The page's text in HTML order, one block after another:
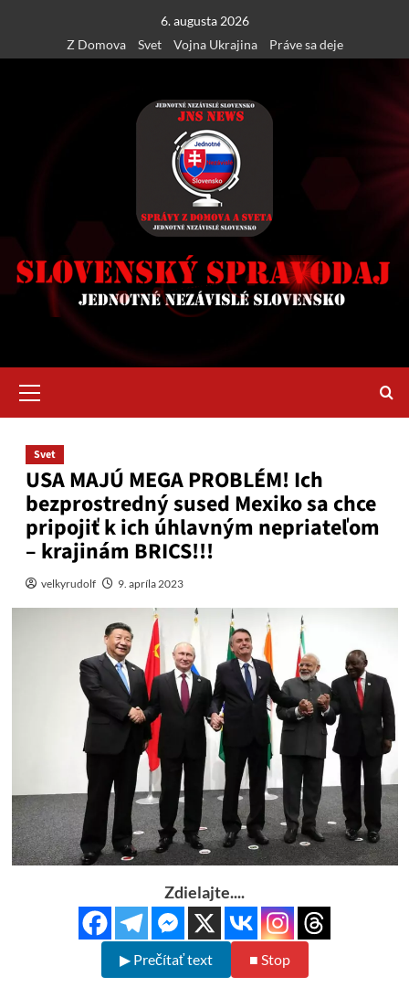
content
6. augusta 2026
Z Domova
Svet Vojna Ukrajina Práve sa deje
Menu
Svet
USA MAJÚ MEGA PROBLÉM! Ich
bezprostredný sused Mexiko sa chce
pripojiť k ich úhlavným nepriateľom
– krajinám BRICS!!!
velkyrudolf 9. apríla 2023
Zdielajte....
▶ Prečítať text ■ Stop